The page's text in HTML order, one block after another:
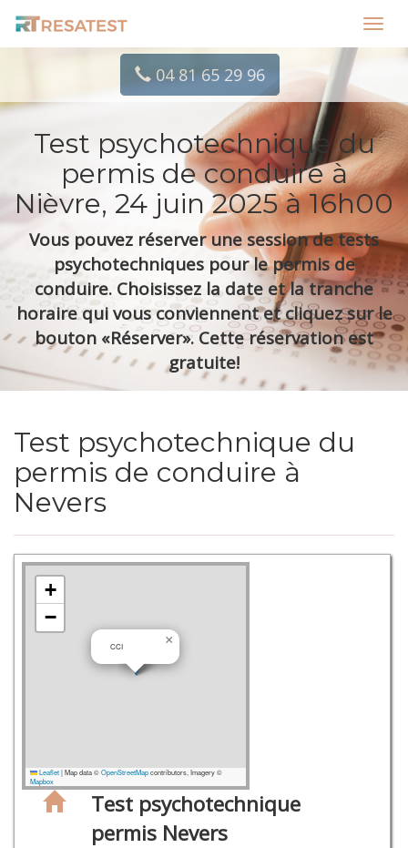
04 81 65 29 96
Test psychotechnique du
permis de conduire à
Nièvre, 24 juin 2025 à 16h00
Vous pouvez réserver une session de tests
psychotechniques pour le permis de
conduire. Choisissez la date et la tranche
horaire qui vous conviennent et cliquez sur le
bouton «Réserver». Cette réservation est
gratuite!
Test psychotechnique du
permis de conduire à
Nevers
CCI ×
+
−
Leaflet |Map data ©OpenStreetMapcontributors, Imagery ©
Mapbox
Test psychotechnique
permis Nevers